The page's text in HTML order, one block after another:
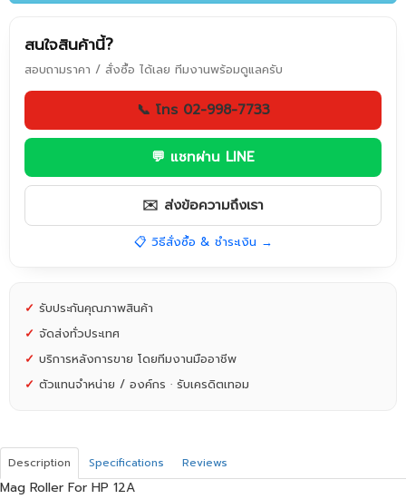
สนใจสินค้านี้?
สอบถามราคา / สั่งซื้อ ได้เลย ทีมงานพร้อมดูแลครับ
📞 โทร 02-998-7733
💬 แชทผ่าน LINE
✉️ ส่งข้อความถึงเรา
📋 วิธีสั่งซื้อ & ชำระเงิน →
✓ รับประกันคุณภาพสินค้า
✓ จัดส่งทั่วประเทศ
✓ บริการหลังการขาย โดยทีมงานมืออาชีพ
✓ ตัวแทนจำหน่าย / องค์กร · รับเครดิตเทอม
Description Specifications Reviews
Mag Roller For HP 12A